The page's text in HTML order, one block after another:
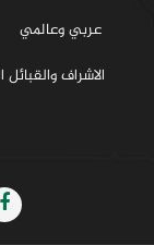
عربي وعالمي
الاشراف والقبائل